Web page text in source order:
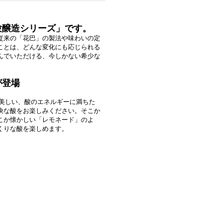
造シリーズ」です。
の「花巴」の製法や味わいの定
は、どんな変化にも応じられる
いただける、今しかない希少な
登場
しい、酸のエネルギーに満ちた
な酸をお楽しみください。そこか
懐かしい「レモネード」のよ
な酸を楽しめます。